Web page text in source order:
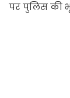
पर पुलिस की